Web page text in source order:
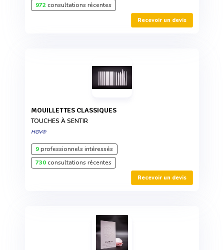
972consultations récentes
Recevoir un devis
MOUILLETTES CLASSIQUES
TOUCHES À SENTIR
HGV®
9professionnels intéressés
730consultations récentes
Recevoir un devis